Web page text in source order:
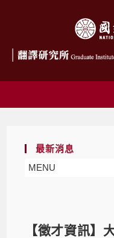
最新消息
MENU
【徵才資訊】